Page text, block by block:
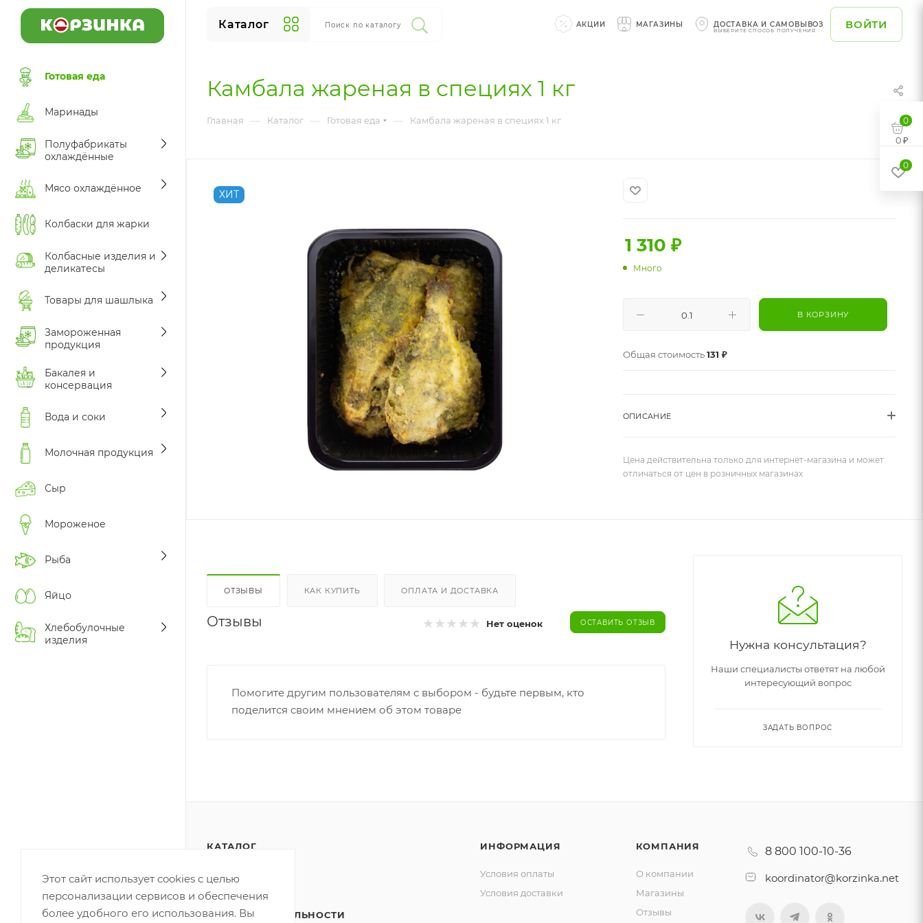
ВОЙТИ
ДОСТАВКА И САМОВЫВОЗ
ВЫБЕРИТЕ СПОСОБ ПОЛУЧЕНИЯ
МАГАЗИНЫ
АКЦИИ
Каталог Поиск по каталогу
Готовая еда
Маринады
Полуфабрикаты
охлаждённые
Мясо охлаждённое
Колбаски для жарки
Колбасные изделия и
деликатесы
Товары для шашлыка
Замороженная
продукция
Бакалея и
консервация
Вода и соки
Молочная продукция
Сыр
Мороженое
Рыба
Яйцо
Хлебобулочные
изделия
Камбала жареная в специях 1 кг
Главная — Каталог — Готовая еда — Камбала жареная в специях 1 кг
ХИТ
1 310 ₽
Много
В КОРЗИНУ
Общая стоимость131 ₽
ОПИСАНИЕ
Цена действительна только для интернет-магазина и может
отличаться от цен в розничных магазинах
ОТЗЫВЫ КАК КУПИТЬ ОПЛАТА И ДОСТАВКА
Отзывы Нет оценок ОСТАВИТЬ ОТЗЫВ
Помогите другим пользователям с выбором - будьте первым, кто
поделится своим мнением об этом товаре
Нужна консультация?
Наши специалисты ответят на любой
интересующий вопрос
ЗАДАТЬ ВОПРОС
КАТАЛОГ
ПОЛИТИКА
КОНФИДЕНЦИАЛЬНОСТИ
ИНФОРМАЦИЯ
Условия оплаты
Условия доставки
КОМПАНИЯ
О компании
Магазины
Отзывы
8 800 100-10-36
koordinator@korzinka.net
0
0 ₽
0
Этот сайт использует cookies с целью
персонализации сервисов и обеспечения
более удобного его использования. Вы